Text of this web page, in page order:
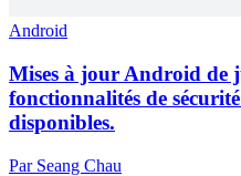
Android
Mises à jour Android de
fonctionnalités de
disponibles.
Par Seang Chau